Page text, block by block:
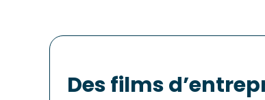
Des films